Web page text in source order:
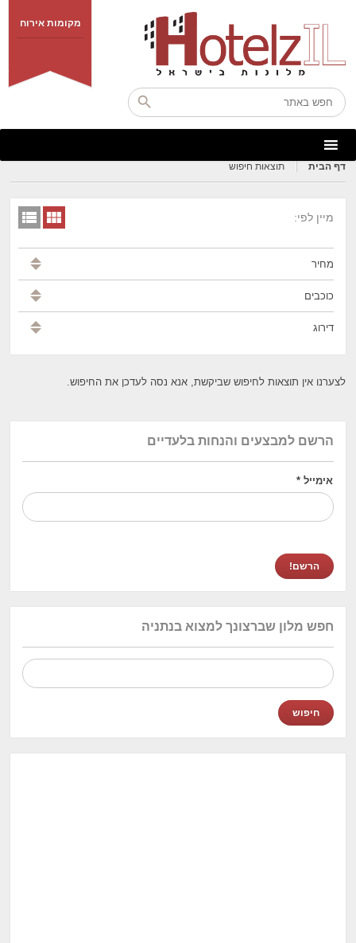
מקומות אירוח
דף הבית תוצאות חיפוש
מיין לפי:
מחיר
כוכבים
דירוג
לצערנו אין תוצאות לחיפוש שביקשת, אנא נסה לעדכן את החיפוש.
הרשם למבצעים והנחות בלעדיים
אימייל*
חפש מלון שברצונך למצוא בנתניה
חיפוש: